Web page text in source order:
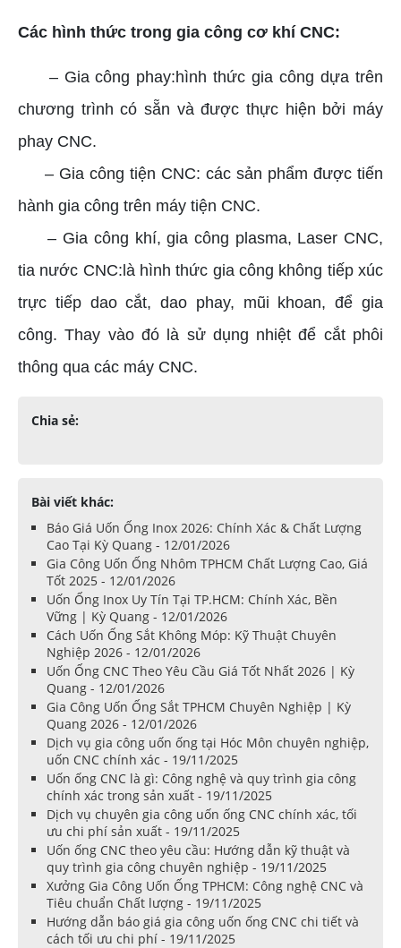
Các hình thức trong gia công cơ khí CNC:
– Gia công phay:hình thức gia công dựa trên
chương trình có sẵn và được thực hiện bởi máy
phay CNC.
– Gia công tiện CNC: các sản phẩm được tiến
hành gia công trên máy tiện CNC.
– Gia công khí, gia công plasma, Laser CNC,
tia nước CNC:là hình thức gia công không tiếp xúc
trực tiếp dao cắt, dao phay, mũi khoan, để gia
công. Thay vào đó là sử dụng nhiệt để cắt phôi
thông qua các máy CNC.
Chia sẻ:
Bài viết khác:
Báo Giá Uốn Ống Inox 2026: Chính Xác & Chất Lượng
Cao Tại Kỳ Quang - 12/01/2026
Gia Công Uốn Ống Nhôm TPHCM Chất Lượng Cao, Giá
Tốt 2025 - 12/01/2026
Uốn Ống Inox Uy Tín Tại TP.HCM: Chính Xác, Bền
Vững | Kỳ Quang - 12/01/2026
Cách Uốn Ống Sắt Không Móp: Kỹ Thuật Chuyên
Nghiệp 2026 - 12/01/2026
Uốn Ống CNC Theo Yêu Cầu Giá Tốt Nhất 2026 | Kỳ
Quang - 12/01/2026
Gia Công Uốn Ống Sắt TPHCM Chuyên Nghiệp | Kỳ
Quang 2026 - 12/01/2026
Dịch vụ gia công uốn ống tại Hóc Môn chuyên nghiệp,
uốn CNC chính xác - 19/11/2025
Uốn ống CNC là gì: Công nghệ và quy trình gia công
chính xác trong sản xuất - 19/11/2025
Dịch vụ chuyên gia công uốn ống CNC chính xác, tối
ưu chi phí sản xuất - 19/11/2025
Uốn ống CNC theo yêu cầu: Hướng dẫn kỹ thuật và
quy trình gia công chuyên nghiệp - 19/11/2025
Xưởng Gia Công Uốn Ống TPHCM: Công nghệ CNC và
Tiêu chuẩn Chất lượng - 19/11/2025
Hướng dẫn báo giá gia công uốn ống CNC chi tiết và
cách tối ưu chi phí - 19/11/2025